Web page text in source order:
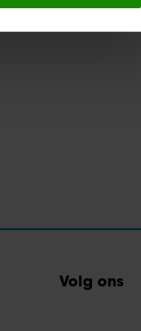
Volg ons